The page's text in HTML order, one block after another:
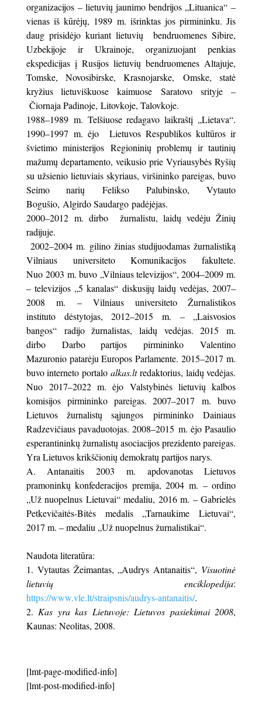
organizacijos – lietuvių jaunimo bendrijos „Lituanica“ –
vienas iš kūrėjų, 1989 m. išrinktas jos pirmininku. Jis
daug prisidėjo kuriant lietuvių bendruomenes Sibire,
Uzbekijoje ir Ukrainoje, organizuojant penkias
ekspedicijas į Rusijos lietuvių bendruomenes Altajuje,
Tomske, Novosibirske, Krasnojarske, Omske, statė
kryžius lietuviškuose kaimuose Saratovo srityje –
Čiornaja Padinoje, Litovkoje, Talovkoje.
1988–1989 m. Telšiuose redagavo laikraštį „Lietava“.
1990–1997 m. ėjo Lietuvos Respublikos kultūros ir
švietimo ministerijos Regioninių problemų ir tautinių
mažumų departamento, veikusio prie Vyriausybės Ryšių
su užsienio lietuviais skyriaus, viršininko pareigas, buvo
Seimo narių Felikso Palubinsko, Vytauto
Bogušio, Algirdo Saudargo padėjėjas.
2000–2012 m. dirbo žurnalistu, laidų vedėju Žinių
radijuje.
2002–2004 m. gilino žinias studijuodamas žurnalistiką
Vilniaus universiteto Komunikacijos fakultete.
Nuo 2003 m. buvo „Vilniaus televizijos“, 2004–2009 m.
– televizijos „5 kanalas“ diskusijų laidų vedėjas, 2007–
2008 m. – Vilniaus universiteto Žurnalistikos
instituto dėstytojas, 2012–2015 m. – „Laisvosios
bangos“ radijo žurnalistas, laidų vedėjas. 2015 m.
dirbo Darbo partijos pirmininko Valentino
Mazuronio patarėju Europos Parlamente. 2015–2017 m.
buvo interneto portalo alkas.ltredaktorius, laidų vedėjas.
Nuo 2017–2022 m. ėjo Valstybinės lietuvių kalbos
komisijos pirmininko pareigas. 2007–2017 m. buvo
Lietuvos žurnalistų sąjungos pirmininko Dainiaus
Radzevičiaus pavaduotojas. 2008–2015 m. ėjo Pasaulio
esperantininkų žurnalistų asociacijos prezidento pareigas.
Yra Lietuvos krikščionių demokratų partijos narys.
A. Antanaitis 2003 m. apdovanotas Lietuvos
pramoninkų konfederacijos premija, 2004 m. – ordino
„Už nuopelnus Lietuvai“ medaliu, 2016 m. – Gabrielės
Petkevičaitės-Bitės medalis „Tarnaukime Lietuvai“,
2017 m. – medaliu „Už nuopelnus žurnalistikai“.
Naudota literatūra:
Vytautas Žeimantas, „Audrys Antanaitis“, Visuotinė
lietuvių enciklopedija:
https://www.vle.lt/straipsnis/audrys-antanaitis/.
Kas yra kas Lietuvoje: Lietuvos pasiekimai 2008,
Kaunas: Neolitas, 2008.
[lmt-page-modified-info]
[lmt-post-modified-info]